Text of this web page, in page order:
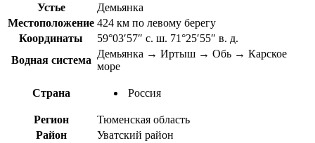
Устье
Демьянка
Местоположение 424 км по левому берегу
Координаты
59°03′57″ с. ш. 71°25′55″ в. д.
Водная система
Демьянка → Иртыш → Обь → Карское
море
Страна Россия
Регион
Тюменская область
Район
Уватский район